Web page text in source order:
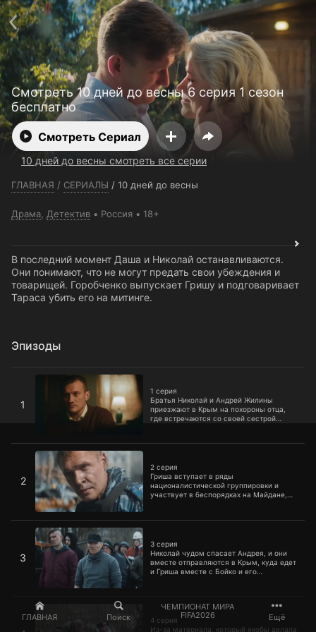
ГЛАВНАЯ Поиск
ЧЕМПИОНАТ МИРА
FIFA2026
Ещё
Смотреть 10 дней до весны 6 серия 1 сезон
бесплатно
Смотреть Сериал
10 дней до весны смотреть все серии
ГЛАВНАЯ / СЕРИАЛЫ / 10 дней до весны
Драма Детектив Россия 18+
В последний момент Даша и Николай останавливаются.
Они понимают, что не могут предать свои убеждения и
товарищей. Горобченко выпускает Гришу и подговаривает
Тараса убить его на митинге.
Эпизоды
1
1 серия
Братья Николай и Андрей Жилины
приезжают в Крым на похороны отца,
где встречаются со своей сестрой
ранен его сын, и мчится обратно в Киев.
1 серия
2
2 серия
Гриша вступает в ряды
националистической группировки и
участвует в беспорядках на Майдане,
погром под Корсунь-Шевченковским.
2 серия
3
3 серия
Николай чудом спасает Андрея, и они
вместе отправляются в Крым, куда едет
и Гриша вместе с Бойко и его
тоже возвращается в Крым и выясняет
правду о сыне.
3 серия
4 серия
Из-за материала, который якобы делала
4 серия
Телефон поддержки:+7 (727) 323 10 92
Пользовательское соглашение
Политика конфиденциальности
Открыть приложение
Ввести промокод